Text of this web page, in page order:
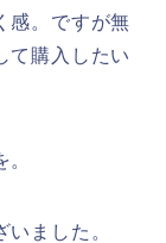
感。ですが無
て購入したい
ました。